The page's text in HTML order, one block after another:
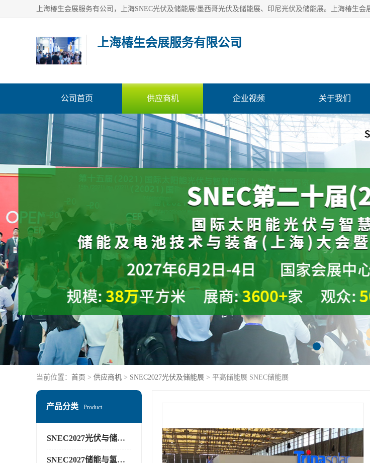
上海椿生会展服务有限公司
公司首页 供应商机 企业视频 关于我们
当前位置： 首页 > 供应商机 > SNEC2027光伏及储能展 > 平高储能展 SNEC储能展
产品分类 Product
SNEC2027光伏与储能展
SNEC2027储能与氢能展